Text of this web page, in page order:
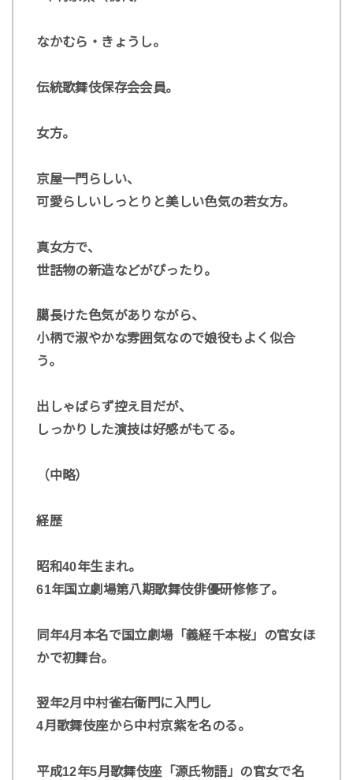
なかむら・きょうし。
伝統歌舞伎保存会会員。
女方。
京屋一門らしい、
可愛らしいしっとりと美しい色気の若女方。
真女方で、
世話物の新造などがぴったり。
臈長けた色気がありながら、
小柄で淑やかな雰囲気なので娘役もよく似合
う。
出しゃばらず控え目だが、
しっかりした演技は好感がもてる。
（中略）
経歴
昭和40年生まれ。
61年国立劇場第八期歌舞伎俳優研修修了。
同年4月本名で国立劇場「義経千本桜」の官女ほ
かで初舞台。
翌年2月中村雀右衛門に入門し
4月歌舞伎座から中村京紫を名のる。
平成12年5月歌舞伎座「源氏物語」の官女で名